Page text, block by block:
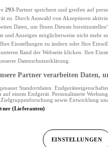
293-Partner speichern und greifen auf
zu. Durch Auswahl von Akzeptieren
Daten, um Ihnen Dienste
und Anzeigen möglicherweise nicht mehr
Einstellungen zu ändern oder Ihre
Rand der Webseite klicken. Ihre
Datenschutzerklärung.
Partner verarbeiten Daten,
Standortdaten.
einem Endgerät. Personalisierte
sowie Entwicklung
(Lieferanten)
EINSTELLUNGEN